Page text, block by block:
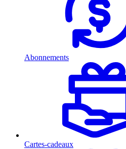
Abonnements
Cartes-cadeaux